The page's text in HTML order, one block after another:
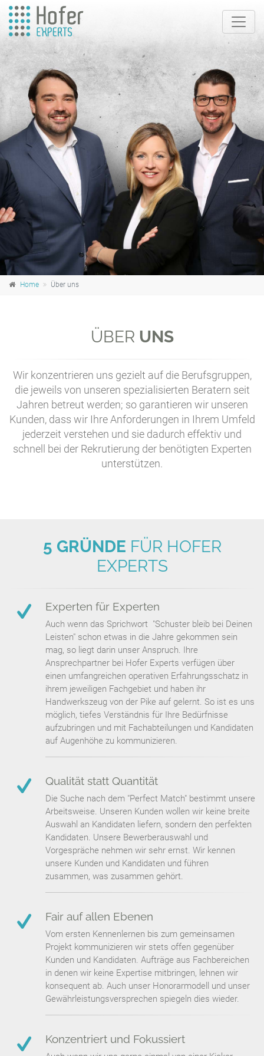
Home Über uns
ÜBER UNS
Wir konzentrieren uns gezielt auf die Berufsgruppen,
die jeweils von unseren spezialisierten Beratern seit
Jahren betreut werden; so garantieren wir unseren
Kunden, dass wir Ihre Anforderungen in Ihrem Umfeld
jederzeit verstehen und sie dadurch effektiv und
schnell bei der Rekrutierung der benötigten Experten
unterstützen.
5 GRÜNDE FÜR HOFER
EXPERTS
Experten für Experten
Auch wenn das Sprichwort "Schuster bleib bei Deinen
Leisten" schon etwas in die Jahre gekommen sein
mag, so liegt darin unser Anspruch. Ihre
Ansprechpartner bei Hofer Experts verfügen über
einen umfangreichen operativen Erfahrungsschatz in
ihrem jeweiligen Fachgebiet und haben ihr
Handwerkszeug von der Pike auf gelernt. So ist es uns
möglich, tiefes Verständnis für Ihre Bedürfnisse
aufzubringen und mit Fachabteilungen und Kandidaten
auf Augenhöhe zu kommunizieren.
Qualität statt Quantität
Die Suche nach dem "Perfect Match" bestimmt unsere
Arbeitsweise. Unseren Kunden wollen wir keine breite
Auswahl an Kandidaten liefern, sondern den perfekten
Kandidaten. Unsere Bewerberauswahl und
Vorgespräche nehmen wir sehr ernst. Wir kennen
unsere Kunden und Kandidaten und führen
zusammen, was zusammen gehört.
Fair auf allen Ebenen
Vom ersten Kennenlernen bis zum gemeinsamen
Projekt kommunizieren wir stets offen gegenüber
Kunden und Kandidaten. Aufträge aus Fachbereichen
in denen wir keine Expertise mitbringen, lehnen wir
konsequent ab. Auch unser Honorarmodell und unser
Gewährleistungsversprechen spiegeln dies wieder.
Konzentriert und Fokussiert